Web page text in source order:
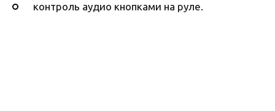
контроль аудио кнопками на руле.